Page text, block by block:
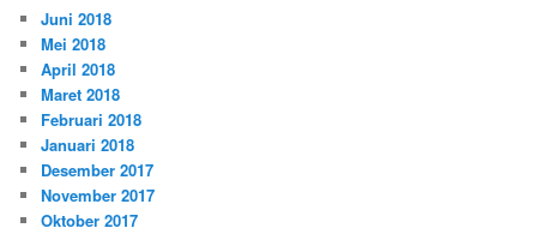
Juni 2018
Mei 2018
April 2018
Maret 2018
Februari 2018
Januari 2018
Desember 2017
November 2017
Oktober 2017